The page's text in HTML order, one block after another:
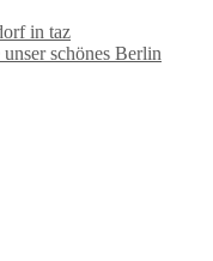
in taz
schönes Berlin